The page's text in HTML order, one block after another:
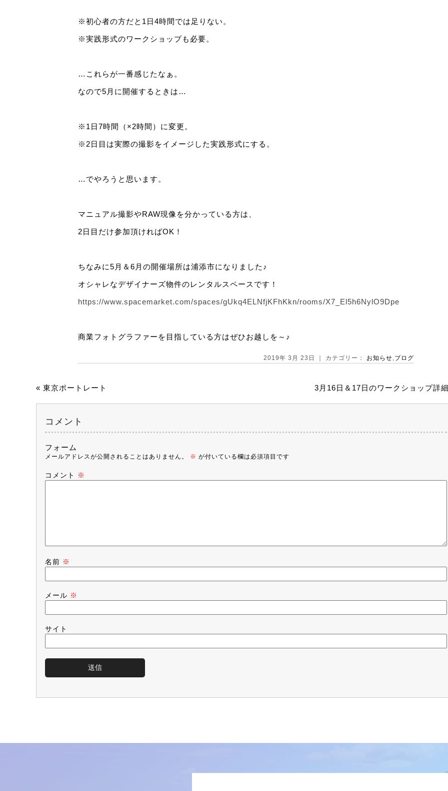
※初心者の方だと1日4時間では足りない。
※実践形式のワークショップも必要。
…これらが一番感じたなぁ。
なので5月に開催するときは…
※1日7時間（×2時間）に変更。
※2日目は実際の撮影をイメージした実践形式にする。
…でやろうと思います。
マニュアル撮影やRAW現像を分かっている方は、
2日目だけ参加頂ければOK！
ちなみに5月＆6月の開催場所は浦添市になりました♪
オシャレなデザイナーズ物件のレンタルスペースです！
https://www.spacemarket.com/spaces/gUkq4ELNfjKFhKkn/rooms/X7_El5h6NylO9Dpe
商業フォトグラファーを目指している方はぜひお越しを～♪
2019年 3月 23日 ｜ カテゴリー： お知らせ,ブログ
« 東京ポートレート 3月16日＆17日のワークショップ詳
コメント
フォーム
メールアドレスが公開されることはありません。 ※ が付いている欄は必須項目です
コメント ※
名前 ※
メール ※
サイト